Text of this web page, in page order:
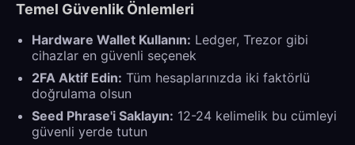
Temel Güvenlik Önlemleri
Hardware Wallet Kullanın: Ledger, Trezor gibi
cihazlar en güvenli seçenek
2FA Aktif Edin: Tüm hesaplarınızda iki faktörlü
doğrulama olsun
Seed Phrase'i Saklayın: 12-24 kelimelik bu cümleyi
güvenli yerde tutun